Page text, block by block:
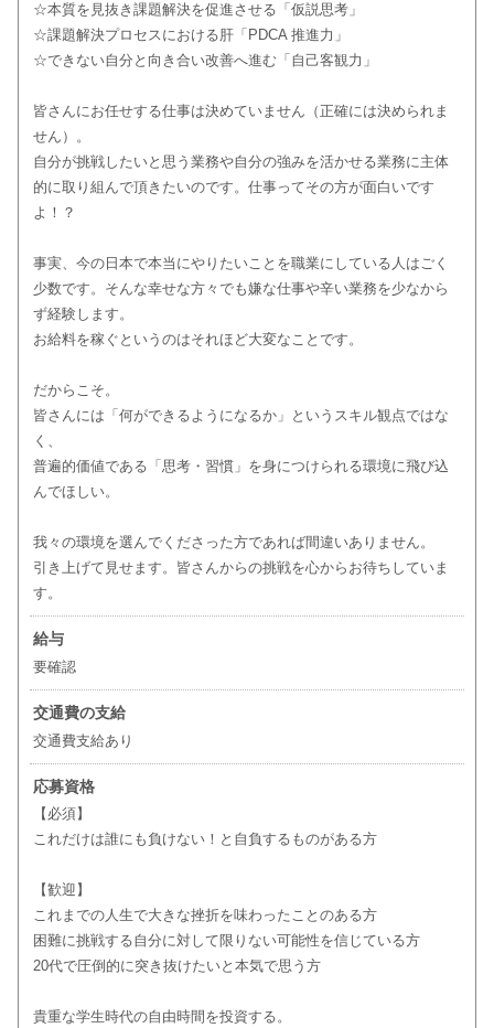
☆本質を見抜き課題解決を促進させる「仮説思考」
☆課題解決プロセスにおける肝「PDCA 推進力」
☆できない自分と向き合い改善へ進む「自己客観力」
皆さんにお任せする仕事は決めていません（正確には決められま
せん）。
自分が挑戦したいと思う業務や自分の強みを活かせる業務に主体
的に取り組んで頂きたいのです。仕事ってその方が面白いです
よ！？
事実、今の日本で本当にやりたいことを職業にしている人はごく
少数です。そんな幸せな方々でも嫌な仕事や辛い業務を少なから
ず経験します。
お給料を稼ぐというのはそれほど大変なことです。
だからこそ。
皆さんには「何ができるようになるか」というスキル観点ではな
く、
普遍的価値である「思考・習慣」を身につけられる環境に飛び込
んでほしい。
我々の環境を選んでくださった方であれば間違いありません。
引き上げて見せます。皆さんからの挑戦を心からお待ちしていま
す。
給与
要確認
交通費の支給
交通費支給あり
応募資格
【必須】
これだけは誰にも負けない！と自負するものがある方
【歓迎】
これまでの人生で大きな挫折を味わったことのある方
困難に挑戦する自分に対して限りない可能性を信じている方
20代で圧倒的に突き抜けたいと本気で思う方
貴重な学生時代の自由時間を投資する。